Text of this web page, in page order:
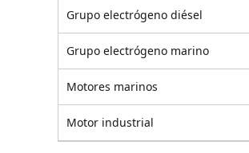
Grupo electrógeno diésel
Grupo electrógeno marino
Motores marinos
Motor industrial